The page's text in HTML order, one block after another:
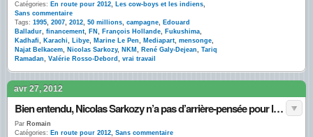
Catégories: En route pour 2012, Les cow-boys et les indiens,
Sans commentaire
Tags: 1995, 2007, 2012, 50 millions, campagne, Edouard
Balladur, financement, FN , François Hollande, Fukushima,
Kadhafi, Karachi, Libye, Marine Le Pen, Mediapart, mensonge,
Najat Belkacem, Nicolas Sarkozy, NKM , René Galy-Dejean, Tariq
Ramadan, Valérie Rosso-Debord , vrai travail
avr 27, 2012
Bien entendu, Nicolas Sarkozy n’a pas d’arrière-pensée pour le 1er mai
Par Romain
Catégories: En route pour 2012, Sans commentaire